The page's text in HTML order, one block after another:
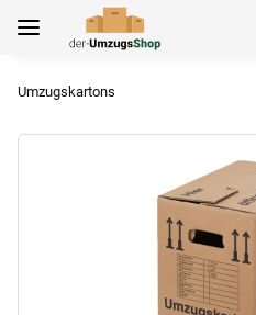
Umzugskartons